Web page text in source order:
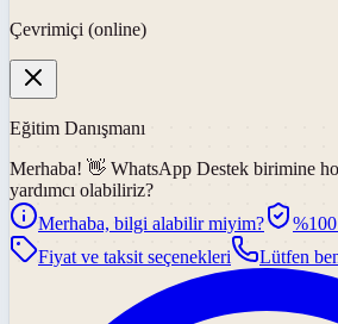
Çevrimiçi (online)
Eğitim Danışmanı
Merhaba! 👋 WhatsApp Destek birimine
yardımcı olabiliriz?
Merhaba, bilgi alabilir miyim?
Fiyat ve taksit seçenekleri
Lütfen